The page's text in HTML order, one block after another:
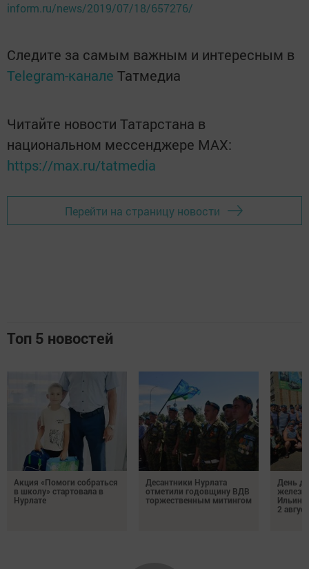
inform.ru/news/2019/07/18/657276/
Следите за самым важным и интересным в
Telegram-канале Татмедиа
Читайте новости Татарстана в
национальном мессенджере MАХ:
https://max.ru/tatmedia
Перейти на страницу новости
Топ 5 новостей
Акция «Помоги собраться
в школу» стартовала в
Нурлате
Десантники Нурлата
отметили годовщину ВДВ
торжественным митингом
День
Ильин
2